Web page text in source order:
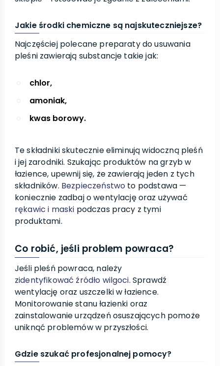
Jakie środki chemiczne są najskuteczniejsze?
Najczęściej polecane preparaty do usuwania
pleśni zawierają substancje takie jak:
chlor,
amoniak,
kwas borowy.
Te składniki skutecznie eliminują widoczną pleśń
i jej zarodniki. Szukając produktów na grzyb w
łazience, upewnij się, że zawierają jeden z tych
składników. Bezpieczeństwo to podstawa —
koniecznie zadbaj o wentylację oraz używać
rękawic i maski podczas pracy z tymi
produktami.
Co robić, jeśli problem powraca?
Jeśli pleśń powraca, należy
zidentyfikować źródło wilgoci. Sprawdź
wentylację oraz uszczelki w łazience.
Monitorowanie stanu łazienki oraz
zainstalowanie urządzeń osuszających pomoże
uniknąć problemów w przyszłości.
Gdzie szukać profesjonalnej pomocy?